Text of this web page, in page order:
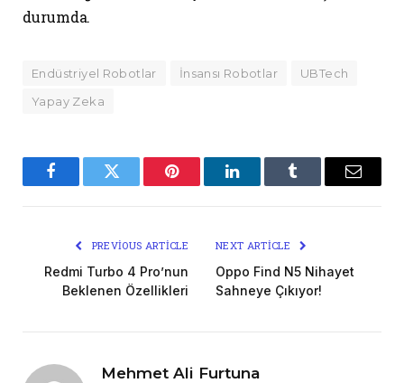
durumda.
Endüstriyel Robotlar İnsansı Robotlar
UBTech
Yapay Zeka
FacebookTwitter Pinterest LinkedInTumblr Email
PREVIOUS ARTICLE
Redmi Turbo 4 Pro’nun
Beklenen Özellikleri
NEXT ARTICLE
Oppo Find N5 Nihayet
Sahneye Çıkıyor!
Mehmet Ali Furtuna